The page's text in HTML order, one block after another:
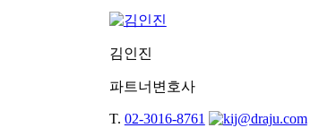
김인진
파트너변호사
T. 02-3016-8761